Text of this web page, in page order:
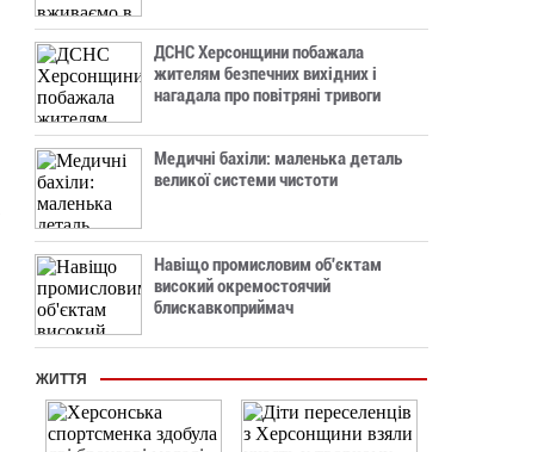
ДСНС Херсонщини побажала
жителям безпечних вихідних і
нагадала про повітряні тривоги
Медичні бахіли: маленька деталь
великої системи чистоти
Навіщо промисловим об'єктам
високий окремостоячий
блискавкоприймач
ЖИТТЯ